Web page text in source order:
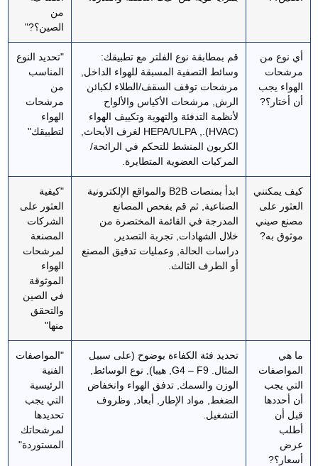
من
الصين؟?"
أي نوع من
مرشحات
الهواء يجب
أن أختار؟?
قم بمطابقة نوع الفلتر مع تطبيقك:
وسائط التصفية المسبقة للهواء الداخل,
مرشحات توقف السقف/الطلاء لكبائن
الرش, مرشحات الأكياس والألواح
لأنظمة التدفئة والتهوية وتكييف الهواء
(HVAC)., HEPA/ULPA لغرف الأبحاث,
الكربون المنشط للتحكم في الرائحة/
المركبات العضوية المتطايرة.
"تحديد النوع
المناسب
من
مرشحات
الهواء
لتطبيقك"
كيف يمكنني
العثور على
مصنع صيني
موثوق به?
ابدأ بمنصات B2B والمواقع الإلكترونية
الصناعية, ثم قم بفحص المصانع
المدرجة في القائمة المختصرة من
خلال الشهادات, تجربة التصدير,
دراسات الحالة, وعمليات تدقيق المصنع
أو الطرف الثالث.
"كيفية
العثور على
الشركات
المصنعة
لمرشحات
الهواء
الموثوقة
في الصين
والتحقق
منها"
ما هي
المواصفات
التي يجب
أن أحددها
قبل أن
أطلب
عرض
أسعار؟?
تحديد فئة الكفاءة بوضوح (على سبيل
المثال. G4 – F9, هيبا), نوع الوسائط,
الوزن والسمك, تدفق الهواء وانخفاض
الضغط, مواد الإطار, أبعاد, وظروف
التشغيل.
"المواصفات
الفنية
الرئيسية
التي يجب
تحديدها
لمرشحاتك
المستوردة"